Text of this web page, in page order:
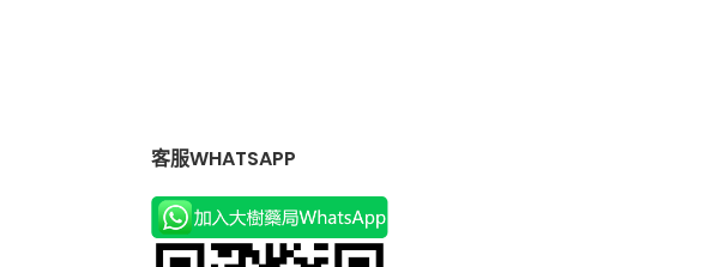
客服WHATSAPP